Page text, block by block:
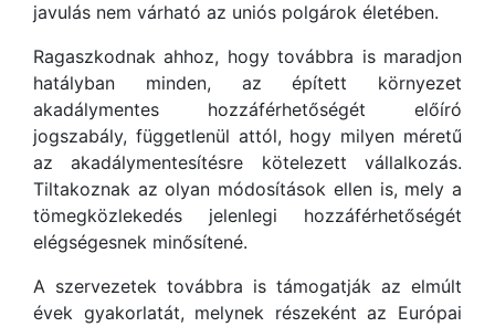
javulás nem várható az uniós polgárok életében.
Ragaszkodnak ahhoz, hogy továbbra is maradjon
hatályban minden, az épített környezet
akadálymentes hozzáférhetőségét előíró
jogszabály, függetlenül attól, hogy milyen méretű
az akadálymentesítésre kötelezett vállalkozás.
Tiltakoznak az olyan módosítások ellen is, mely a
tömegközlekedés jelenlegi hozzáférhetőségét
elégségesnek minősítené.
A szervezetek továbbra is támogatják az elmúlt
évek gyakorlatát, melynek részeként az Európai